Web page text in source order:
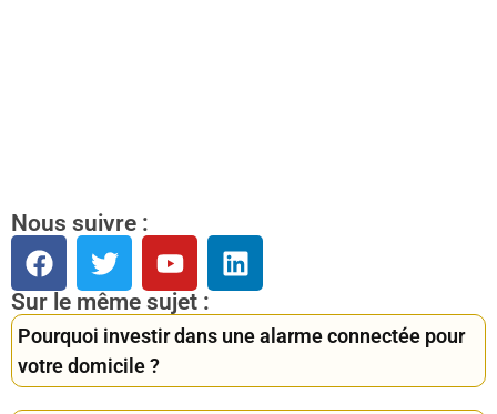
Nous suivre :
Sur le même sujet :
Pourquoi investir dans une alarme connectée pour
votre domicile ?